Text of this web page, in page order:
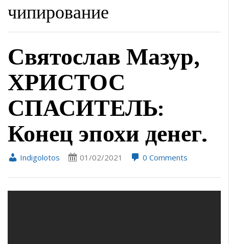
чипирование
Святослав Мазур,
ХРИСТОС
СПАСИТЕЛЬ:
Конец эпохи денег.
Indigolotos 01/02/2021 0 Comments